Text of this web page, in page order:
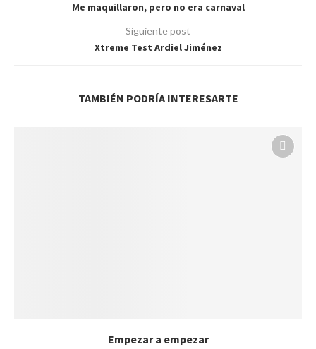
Me maquillaron, pero no era carnaval
Siguiente post
Xtreme Test Ardiel Jiménez
TAMBIÉN PODRÍA INTERESARTE
Empezar a empezar